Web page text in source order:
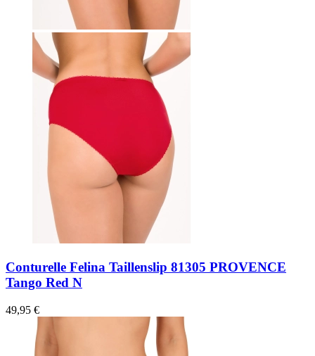
Conturelle Felina Taillenslip 81305 PROVENCE
Tango Red N
49,95 €